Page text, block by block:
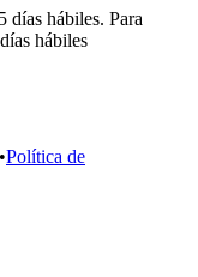
días hábiles. Para
hábiles
•Política de